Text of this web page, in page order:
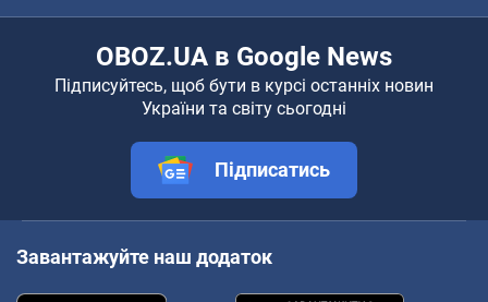
OBOZ.UA в Google News
Підписуйтесь, щоб бути в курсі останніх новин
України та світу сьогодні
Підписатись
Завантажуйте наш додаток